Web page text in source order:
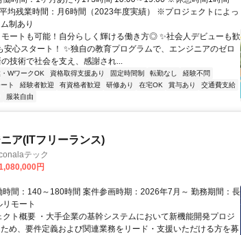
均残業時間：月6時間（2023年度実績） ※プロジェクトによっ
制あり
ートも可能！自分らしく輝ける働き方◎ ✨社会人デビューも歓
安心スタート！ ✨独自の教育プログラムで、エンジニアのゼロ
技術で社会を支え、感謝され...
WワークOK 資格取得支援あり 固定時間制 転勤なし
経験不問
ト 経験者歓迎 有資格者歓迎 研修あり 在宅OK 賞与あり
交通費支給
服装自由
ア(ITフリーランス)
テック
円
時間：140～180時間 案件参画時期：2026年7月～ 勤務期間：長
モート
ト概要 ・大手企業の基幹システムにおいて新機能開発プロジ
め、要件定義および関連業務をリード・支援いただける方を募